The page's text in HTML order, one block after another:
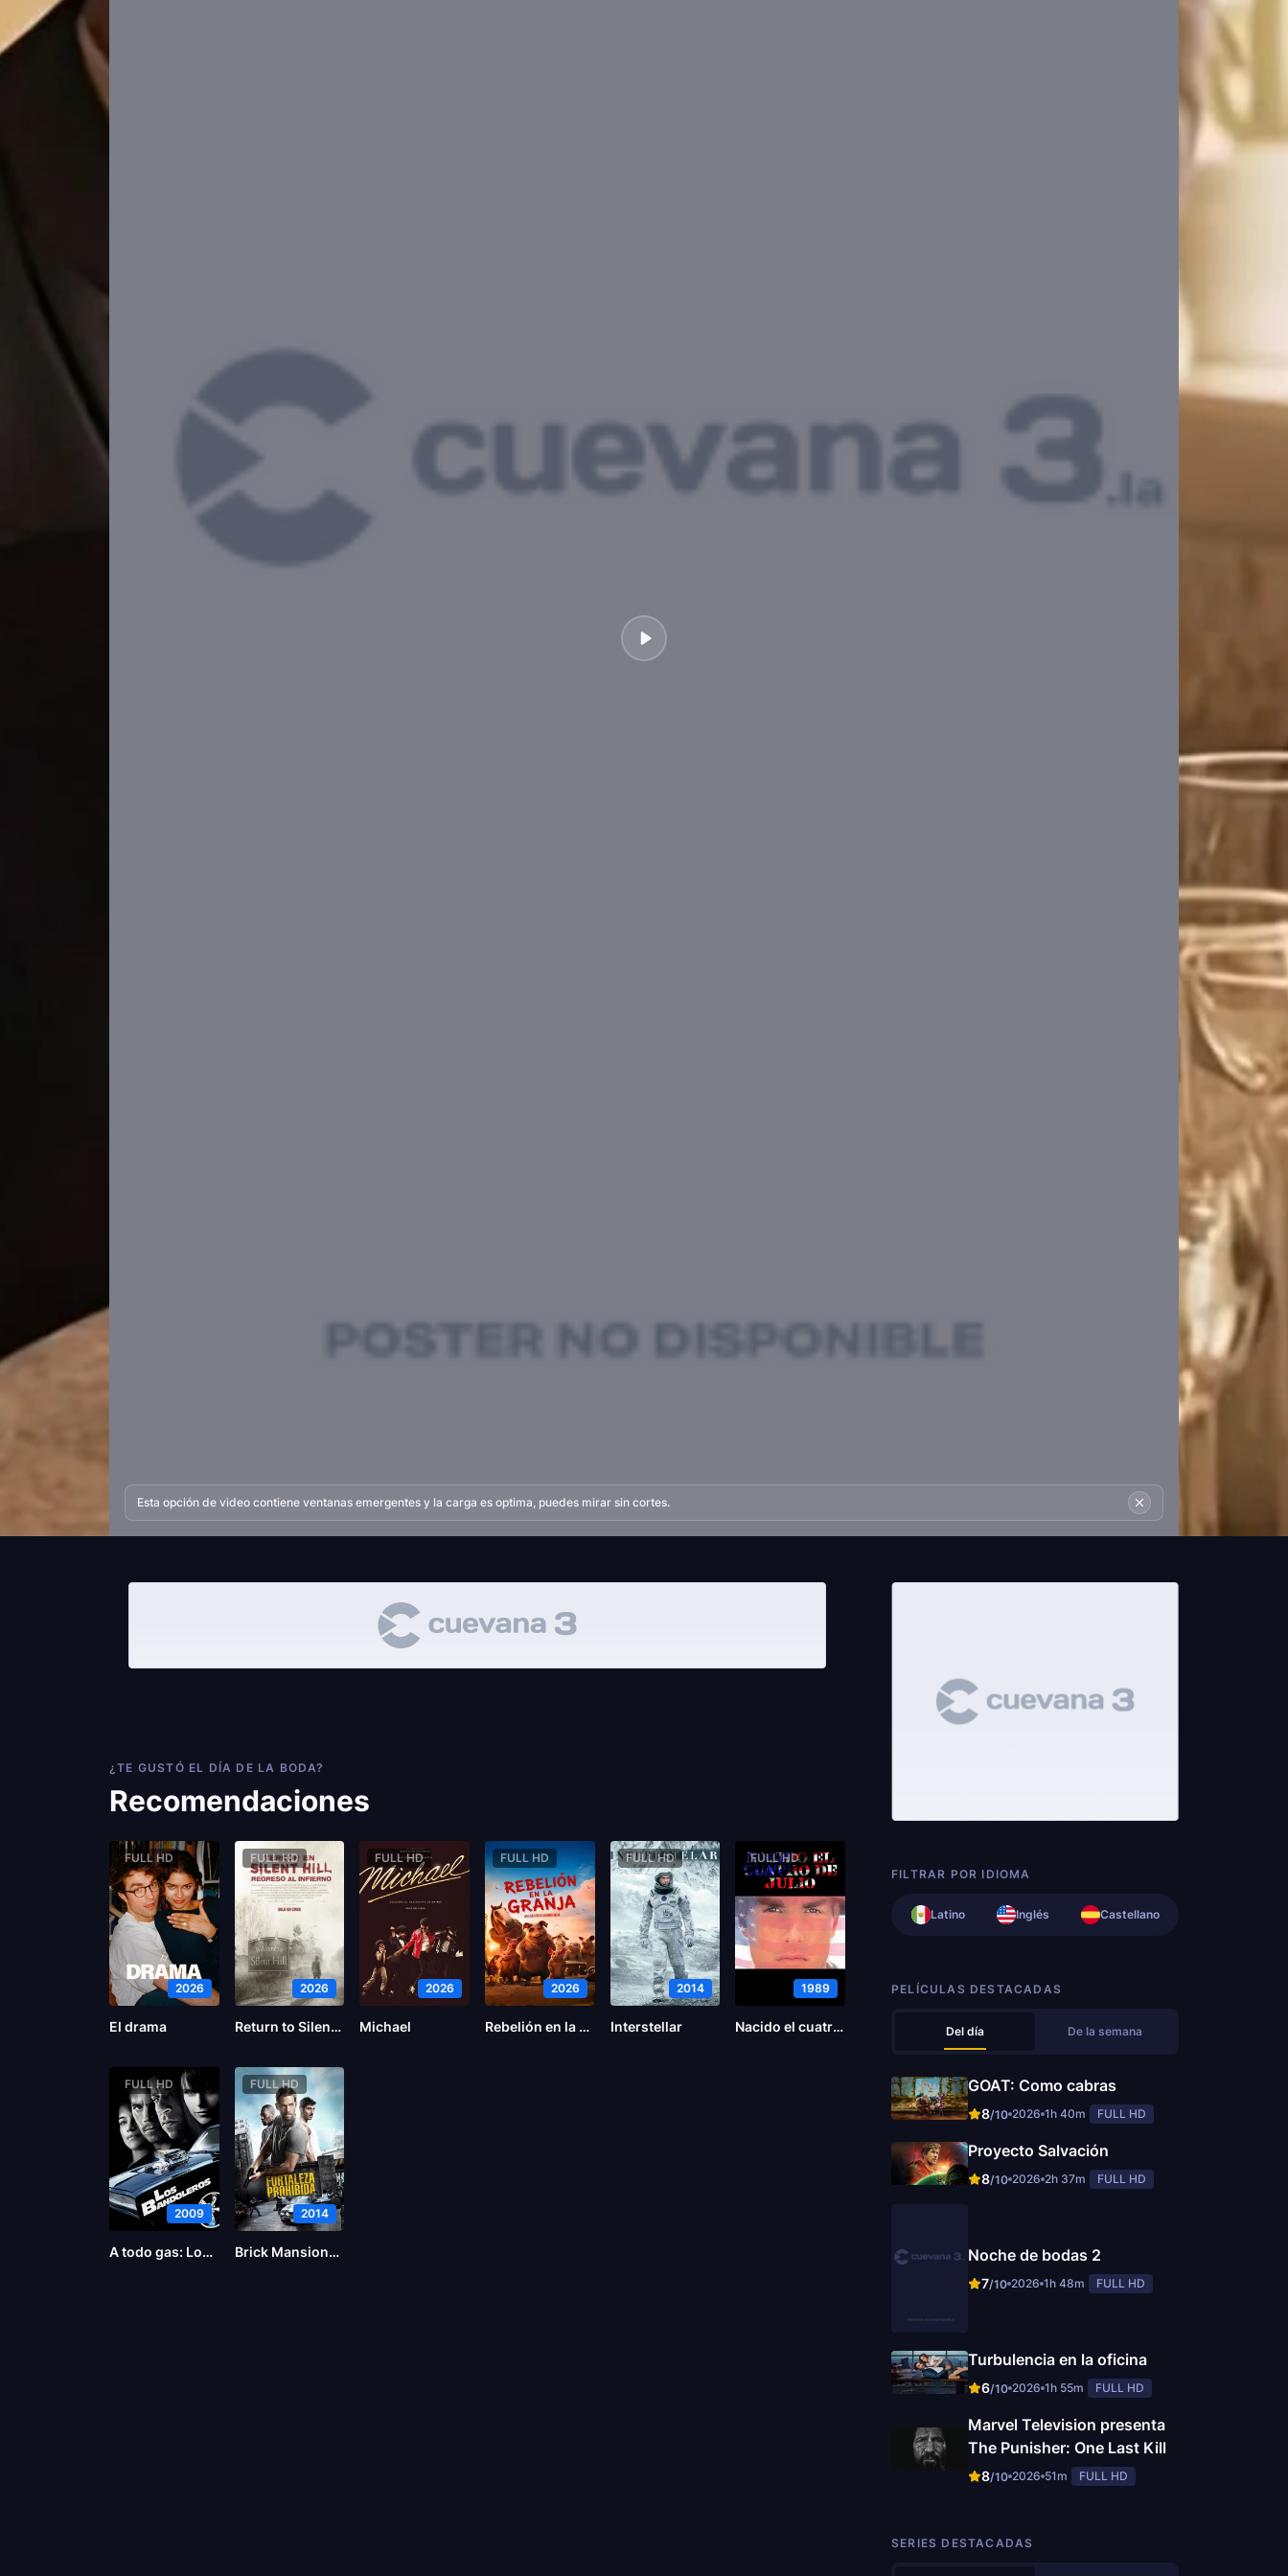
Esta opción de video contiene ventanas emergentes y la carga es optima, puedes mirar sin cortes.
¿TE GUSTÓ EL DÍA DE LA BODA?
Recomendaciones
FULL HD
2026
El drama
FULL HD
2026
Return to Silent Hill
FULL HD
2026
Michael
FULL HD
2026
Rebelión en la Granja
FULL HD
2014
Interstellar
FULL HD
1989
Nacido el cuatro de julio
FULL HD
2009
A todo gas: Los bandoleros
FULL HD
2014
Brick Mansions (La fortaleza)
FILTRAR POR IDIOMA
Latino Inglés Castellano
PELÍCULAS DESTACADAS
Del día De la semana
GOAT: Como cabras
8/10 2026 1h 40m FULL HD
Proyecto Salvación
8/10 2026 2h 37m FULL HD
Noche de bodas 2
7/10 2026 1h 48m FULL HD
Turbulencia en la oficina
6/10 2026 1h 55m FULL HD
Marvel Television presenta
The Punisher: One Last Kill
8/10 2026 51m FULL HD
SERIES DESTACADAS